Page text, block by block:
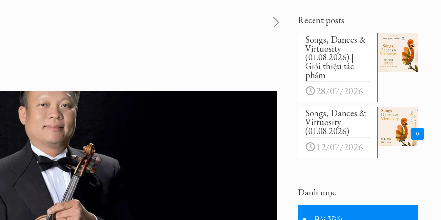
Recent posts
Songs, Dances &
Virtuosity
(01.08.2026) |
Giới thiệu tác
phẩm
28/07/2026
0
Songs, Dances &
Virtuosity
(01.08.2026)
12/07/2026
Danh mục